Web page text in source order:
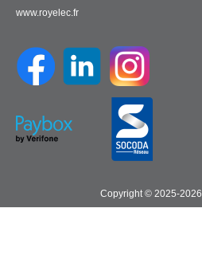
www.royelec.fr
Copyright © 2025-2026